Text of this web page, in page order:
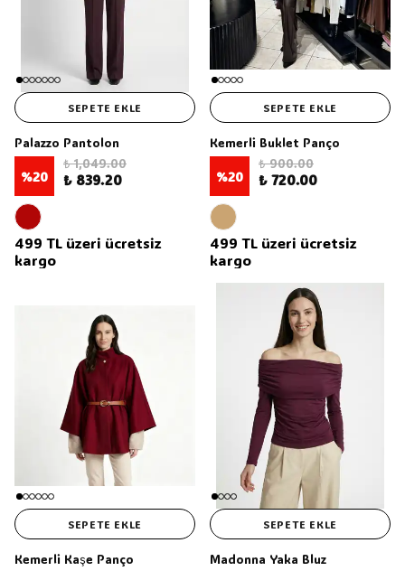
SEPETE EKLE
Palazzo Pantolon
%20
₺ 1,049.00
₺ 839.20
499 TL üzeri ücretsiz
kargo
SEPETE EKLE
Kemerli Buklet Panço
%20
₺ 900.00
₺ 720.00
499 TL üzeri ücretsiz
kargo
SEPETE EKLE
Kemerli Kaşe Panço
SEPETE EKLE
Madonna Yaka Bluz